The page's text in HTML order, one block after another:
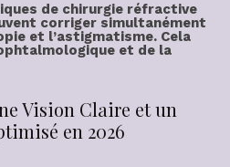
de chirurgie réfractive
corriger simultanément
et l’astigmatisme. Cela
et de la
Vision Claire et un
en 2026